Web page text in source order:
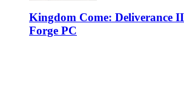
Kingdom Come: Deliverance
Forge PC